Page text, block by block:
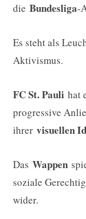
die Bundesliga-
Es steht als
Aktivismus.
FC St. Pauli hat
progressive
ihrer visuellen
Das Wappen
soziale
wider.